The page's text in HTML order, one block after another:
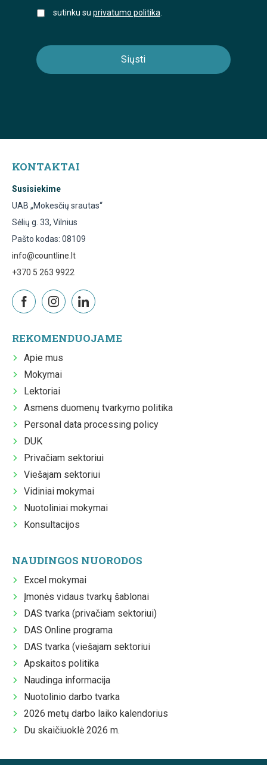
sutinku su privatumo politika
KONTAKTAI
Susisiekime
UAB „Mokesčių srautas“
Sėlių g. 33, Vilnius
Pašto kodas: 08109
info@countline.lt
+370 5 263 9922
REKOMENDUOJAME
Apie mus
Mokymai
Lektoriai
Asmens duomenų tvarkymo politika
Personal data processing policy
DUK
Privačiam sektoriui
Viešajam sektoriui
Vidiniai mokymai
Nuotoliniai mokymai
Konsultacijos
NAUDINGOS NUORODOS
Excel mokymai
Įmonės vidaus tvarkų šablonai
DAS tvarka (privačiam sektoriui)
DAS Online programa
DAS tvarka (viešajam sektoriui
Apskaitos politika
Naudinga informacija
Nuotolinio darbo tvarka
2026 metų darbo laiko kalendorius
Du skaičiuoklė 2026 m.